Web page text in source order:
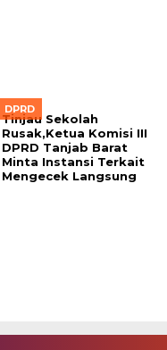
DPRD
Tinjau Sekolah
Rusak,Ketua Komisi III
DPRD Tanjab Barat
Minta Instansi Terkait
Mengecek Langsung